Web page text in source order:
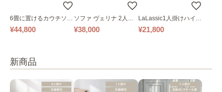
6畳に置けるカウチソフ
ァ｜ベージュ
¥44,800
ソファ ヴェリナ 2人掛
け
¥38,000
LaLassic1人掛けハイバ
ックソファ ワイド
¥21,800
新商品